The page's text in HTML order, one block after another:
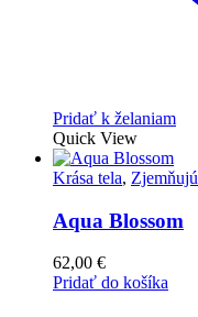
Pridať k želaniam
Quick View
Krása tela,
Aqua Blossom
62,00 €
Pridať do košíka